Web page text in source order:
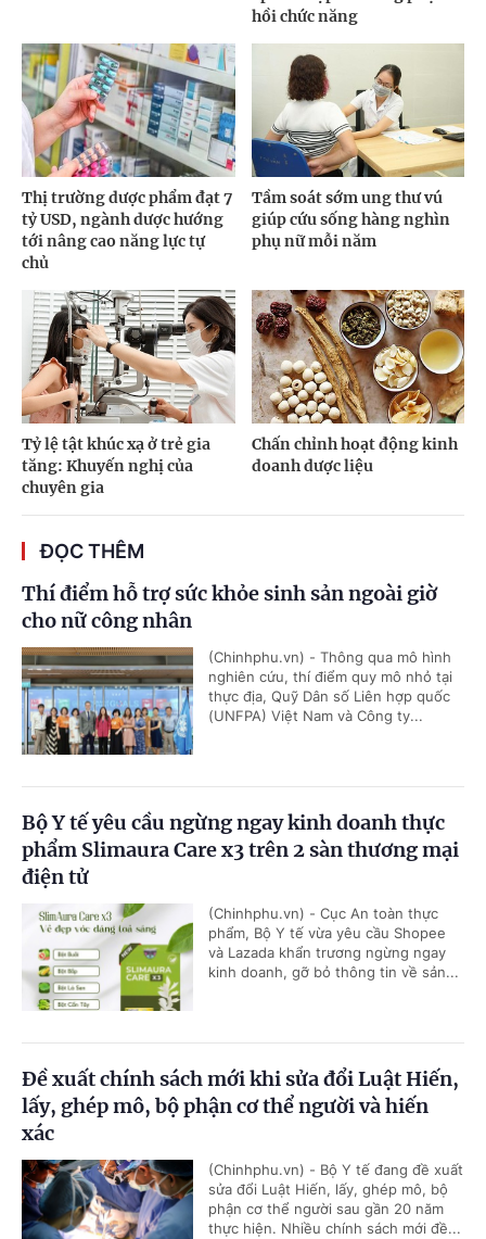
hồi chức năng
Thị trường dược phẩm đạt 7
tỷ USD, ngành dược hướng
tới nâng cao năng lực tự
chủ
Tầm soát sớm ung thư vú
giúp cứu sống hàng nghìn
phụ nữ mỗi năm
Tỷ lệ tật khúc xạ ở trẻ gia
tăng: Khuyến nghị của
chuyên gia
Chấn chỉnh hoạt động kinh
doanh dược liệu
ĐỌC THÊM
Thí điểm hỗ trợ sức khỏe sinh sản ngoài giờ
cho nữ công nhân
(Chinhphu.vn) - Thông qua mô hình
nghiên cứu, thí điểm quy mô nhỏ tại
thực địa, Quỹ Dân số Liên hợp quốc
(UNFPA) Việt Nam và Công ty...
Bộ Y tế yêu cầu ngừng ngay kinh doanh thực
phẩm Slimaura Care x3 trên 2 sàn thương mại
điện tử
(Chinhphu.vn) - Cục An toàn thực
phẩm, Bộ Y tế vừa yêu cầu Shopee
và Lazada khẩn trương ngừng ngay
kinh doanh, gỡ bỏ thông tin về sản...
Đề xuất chính sách mới khi sửa đổi Luật Hiến,
lấy, ghép mô, bộ phận cơ thể người và hiến
xác
(Chinhphu.vn) - Bộ Y tế đang đề xuất
sửa đổi Luật Hiến, lấy, ghép mô, bộ
phận cơ thể người sau gần 20 năm
thực hiện. Nhiều chính sách mới đề...